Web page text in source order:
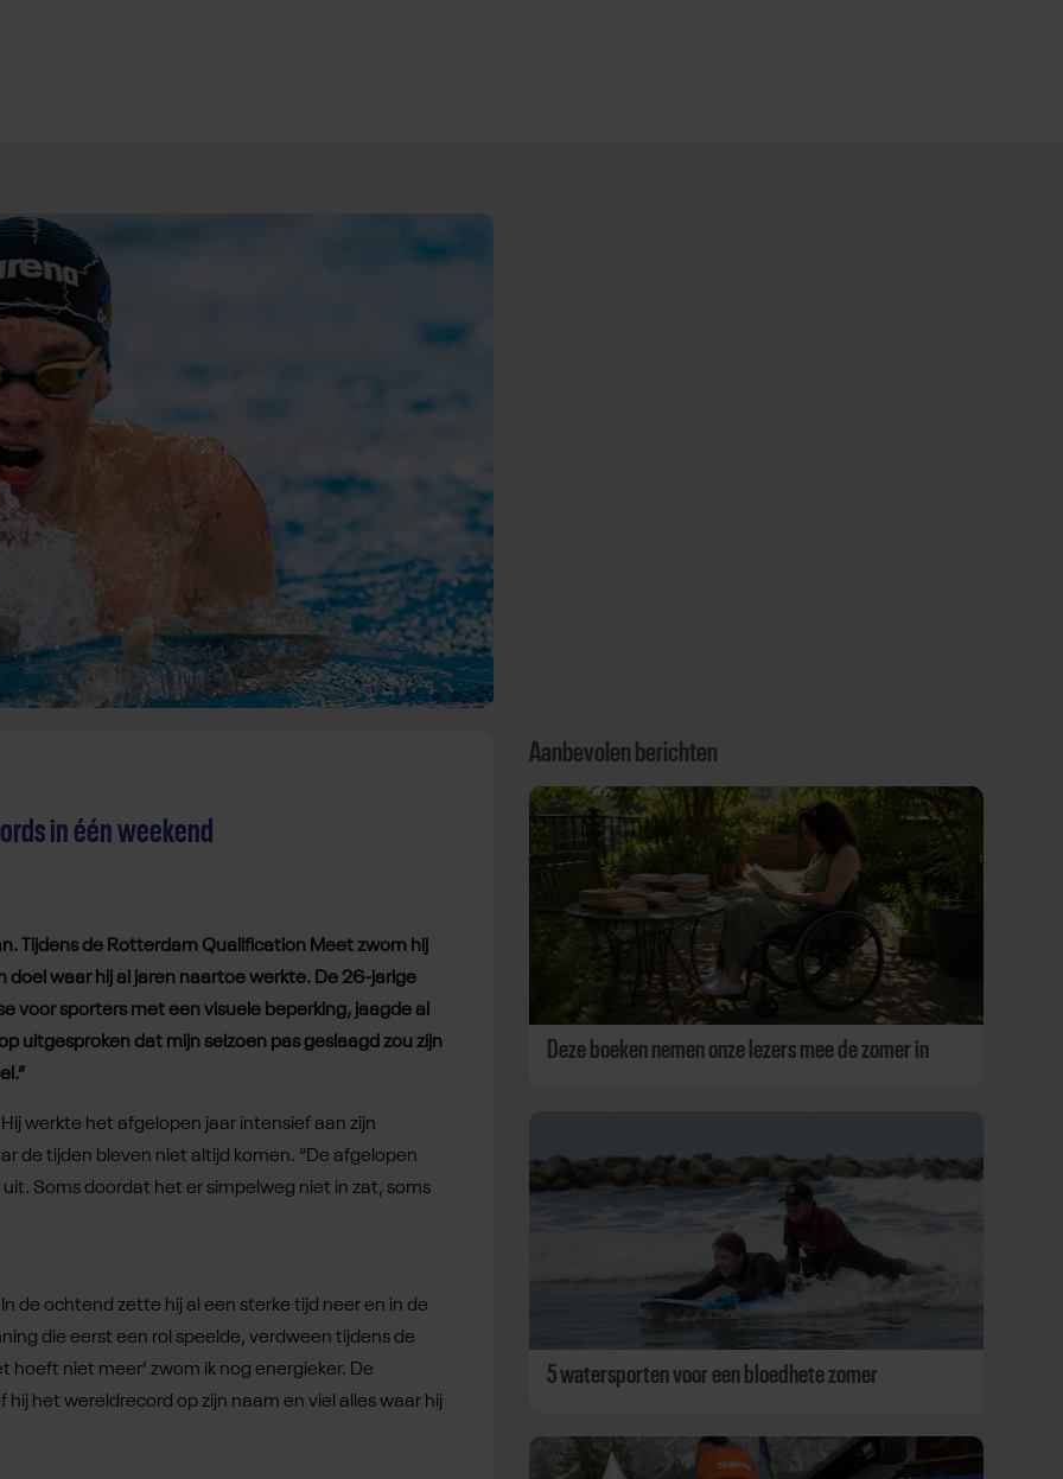
in één weekend
Tijdens de Rotterdam Qualification Meet zwom hij
waar hij al jaren naartoe werkte. De 26-jarige
voor sporters met een visuele beperking, jaagde al
uitgesproken dat mijn seizoen pas geslaagd zou zijn
werkte het afgelopen jaar intensief aan zijn
de tijden bleven niet altijd komen. “De afgelopen
Soms doordat het er simpelweg niet in zat, soms
de ochtend zette hij al een sterke tijd neer en in de
die eerst een rol speelde, verdween tijdens de
hoeft niet meer’ zwom ik nog energieker. De
het wereldrecord op zijn naam en viel alles waar hij
Aanbevolen berichten
Deze boeken nemen onze lezers mee de zomer in
5 watersporten voor een bloedhete zomer